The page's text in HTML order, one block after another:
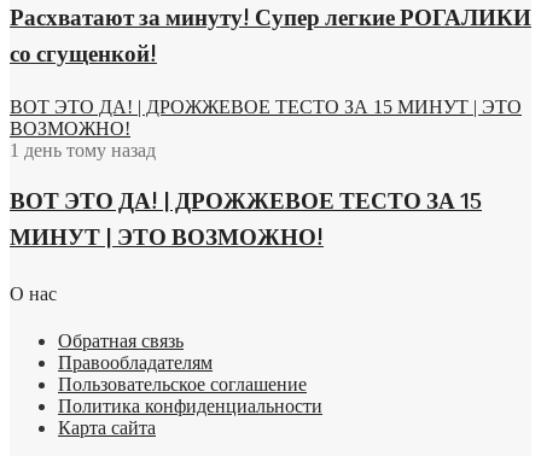
Расхватают за минуту! Супер легкие РОГАЛИКИ
со сгущенкой!
ВОТ ЭТО ДА! | ДРОЖЖЕВОЕ ТЕСТО ЗА 15 МИНУТ | ЭТО
ВОЗМОЖНО!
1 день тому назад
ВОТ ЭТО ДА! | ДРОЖЖЕВОЕ ТЕСТО ЗА 15
МИНУТ | ЭТО ВОЗМОЖНО!
О нас
Обратная связь
Правообладателям
Пользовательское соглашение
Политика конфиденциальности
Карта сайта